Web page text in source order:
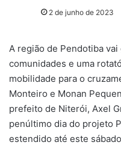
2 de junho de 2023
A região de Pendotiba
comunidades e uma
mobilidade para o
Monteiro e Monan
prefeito de Niterói, Axel
penúltimo dia do projeto
estendido até este